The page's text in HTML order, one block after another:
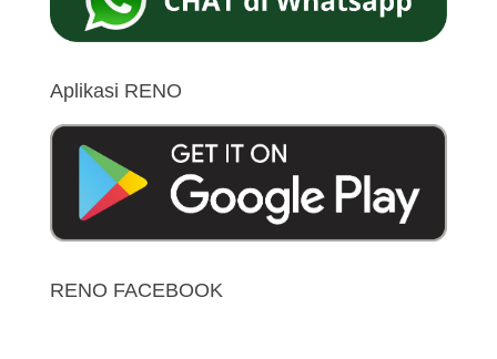
Aplikasi RENO
RENO FACEBOOK